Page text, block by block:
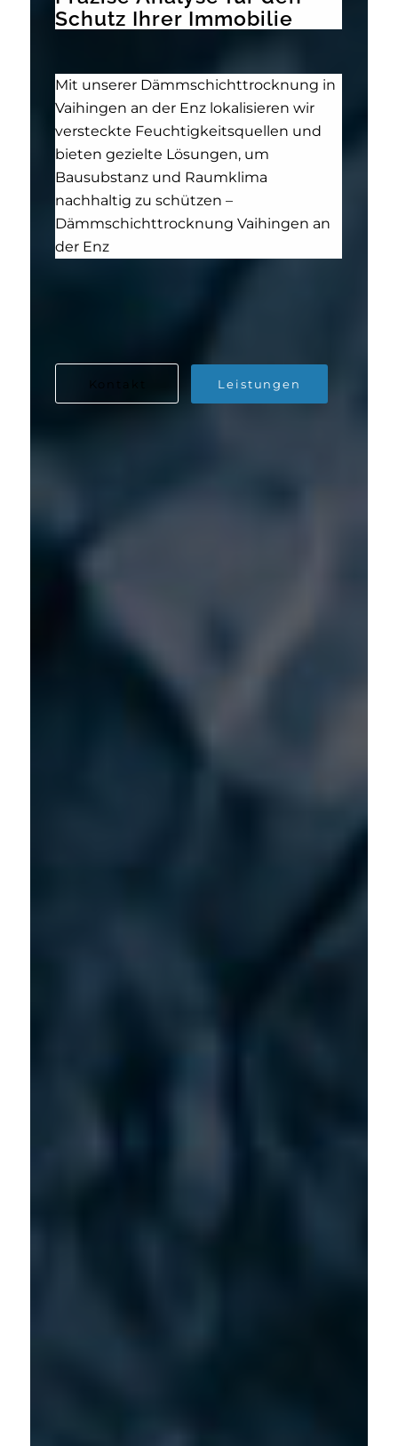
Schutz Ihrer Immobilie
Mit unserer Dämmschichttrocknung in
Vaihingen an der Enz lokalisieren wir
versteckte Feuchtigkeitsquellen und
bieten gezielte Lösungen, um
Bausubstanz und Raumklima
nachhaltig zu schützen –
Dämmschichttrocknung Vaihingen an
der Enz
Kontakt Leistungen